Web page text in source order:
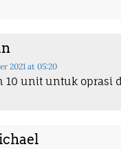
2021 at 05:20
10 unit untuk oprasi